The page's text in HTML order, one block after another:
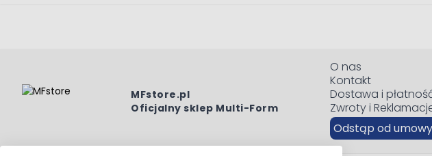
MFstore.pl
Oficjalny sklep Multi-Form
O nas
Kontakt
Dostawa i
Zwroty i
Odstąp od